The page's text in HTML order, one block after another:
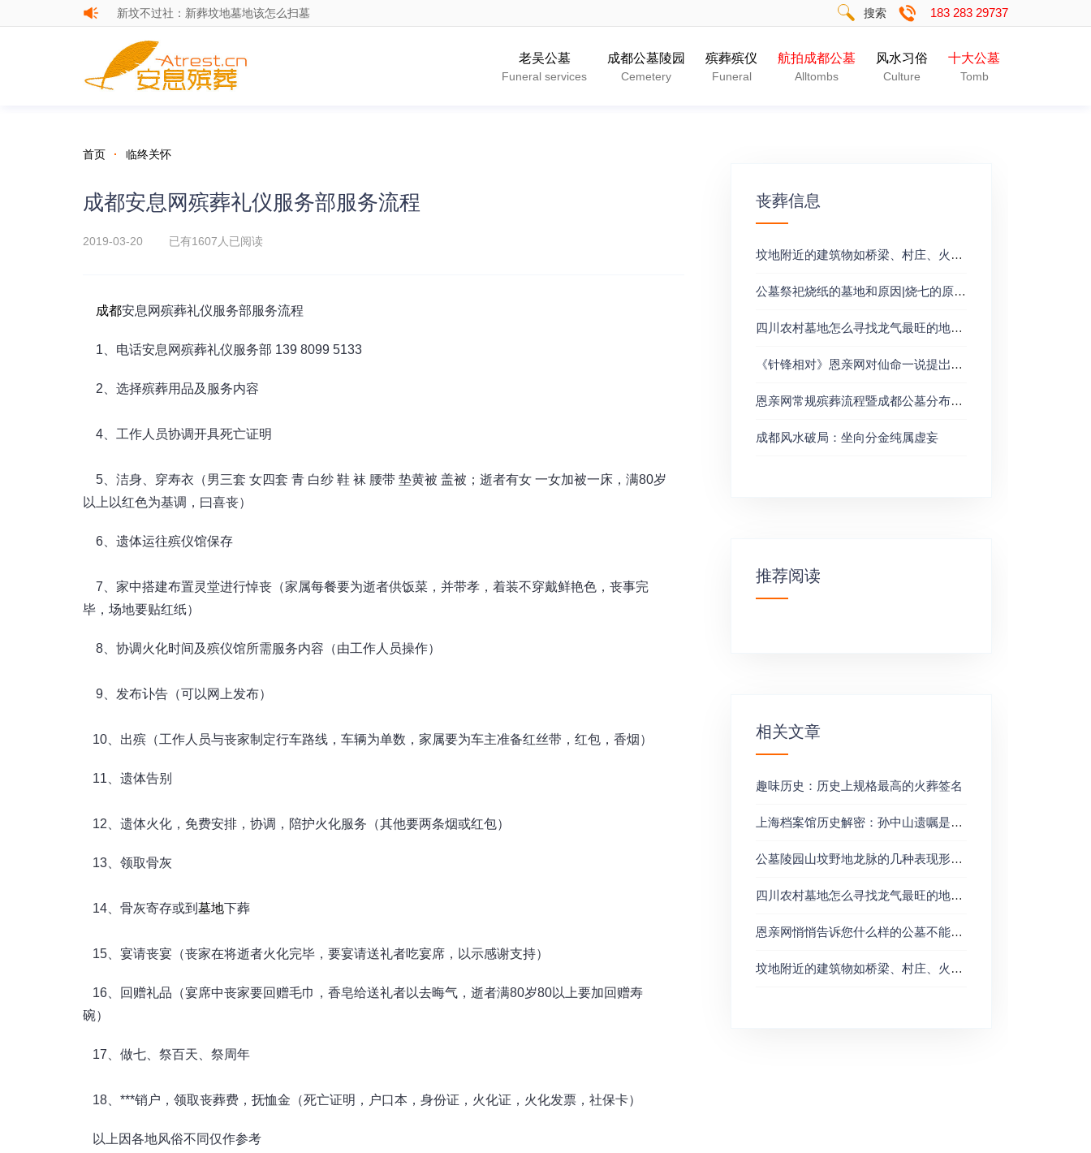
成都公墓陵园安葬新葬坟用地立阴契
新坟不过社：新葬坟地墓地该怎么扫墓
搜索 183 283 29737
老吴公墓
Funeral services
成都公墓陵园
Cemetery
殡葬殡仪
Funeral
航拍成都公墓
Alltombs
风水习俗
Culture
十大公墓
Tomb
首页 · 临终关怀
成都安息网殡葬礼仪服务部服务流程
2019-03-20 已有1607人已阅读
成都安息网殡葬礼仪服务部服务流程
1、电话安息网殡葬礼仪服务部 139 8099 5133
2、选择殡葬用品及服务内容
4、工作人员协调开具死亡证明
5、洁身、穿寿衣（男三套 女四套 青 白纱 鞋 袜 腰带 垫黄被 盖被；逝者有女 一女加被一床，满80岁
以上以红色为基调，曰喜丧）
6、遗体运往殡仪馆保存
7、家中搭建布置灵堂进行悼丧（家属每餐要为逝者供饭菜，并带孝，着装不穿戴鲜艳色，丧事完
毕，场地要贴红纸）
8、协调火化时间及殡仪馆所需服务内容（由工作人员操作）
9、发布讣告（可以网上发布）
10、出殡（工作人员与丧家制定行车路线，车辆为单数，家属要为车主准备红丝带，红包，香烟）
11、遗体告别
12、遗体火化，免费安排，协调，陪护火化服务（其他要两条烟或红包）
13、领取骨灰
14、骨灰寄存或到 墓地下葬
15、宴请丧宴（丧家在将逝者火化完毕，要宴请送礼者吃宴席，以示感谢支持）
16、回赠礼品（宴席中丧家要回赠毛巾，香皂给送礼者以去晦气，逝者满80岁80以上要加回赠寿
碗）
17、做七、祭百天、祭周年
18、***销户，领取丧葬费，抚恤金（死亡证明，户口本，身份证，火化证，火化发票，社保卡）
以上因各地风俗不同仅作参考
丧葬信息
坟地附近的建筑物如桥梁、村庄、火窑、工厂、水井队坟地有什么影响？
公墓祭祀烧纸的墓地和原因|烧七的原因是什么
四川农村墓地怎么寻找龙气最旺的地方？
《针锋相对》恩亲网对仙命一说提岀五点意见以供研习
恩亲网常规殡葬流程暨成都公墓分布和坐山坐向大全
成都风水破局：坐向分金纯属虚妄
推荐阅读
相关文章
趣味历史：历史上规格最高的火葬签名
上海档案馆历史解密：孙中山遗嘱是怎样产生的？
公墓陵园山坟野地龙脉的几种表现形势？
四川农村墓地怎么寻找龙气最旺的地方？
恩亲网悄悄告诉您什么样的公墓不能选择安葬？
坟地附近的建筑物如桥梁、村庄、火窑、工厂、水井队坟地有什么影响？